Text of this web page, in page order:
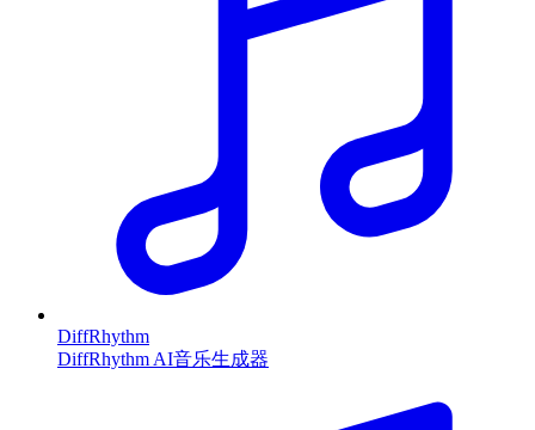
DiffRhythm
DiffRhythm AI音乐生成器